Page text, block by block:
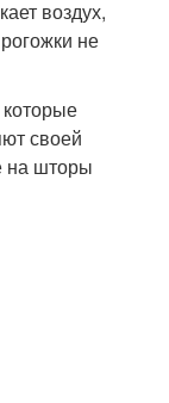
воздух,
не
своей
на шторы